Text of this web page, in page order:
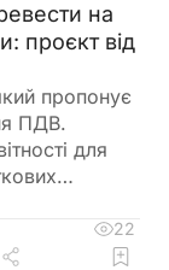
на
проєкт від
пропонує
ПДВ.
для
–
22